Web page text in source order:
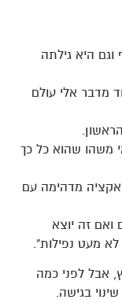
וגם היא גילתה
מדבר אלי עולם
משהו שהוא כל כך
מדהימה עם
ואם זה יוצא
לא מעט נפילות".
אבל לפני כמה
בגישה.